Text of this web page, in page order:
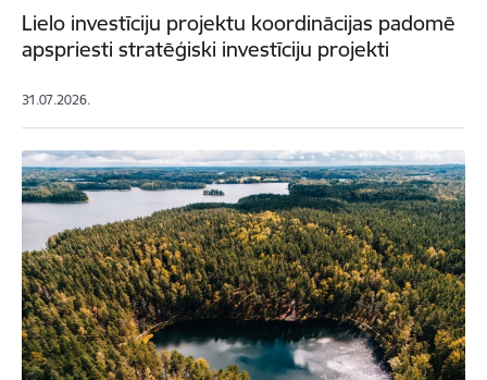
Lielo investīciju projektu koordinācijas padomē
apspriesti stratēģiski investīciju projekti
31.07.2026.